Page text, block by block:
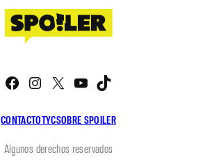
CONTACTOTYCSOBRE SPOILER
Facebook
Instagram
X YouTube
Algunos derechos reservados